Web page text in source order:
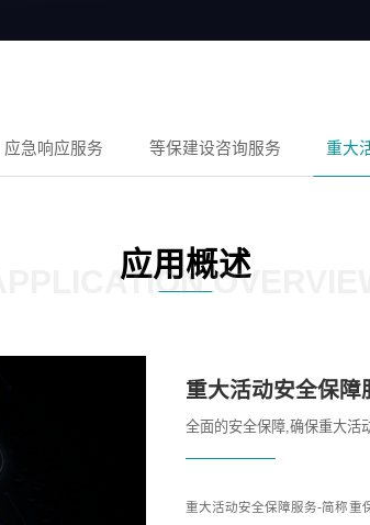
应急响应服务 等保建设咨询服务 重大
应用概述
APPLICATION OVERVIEW
重大活动安全保障
全面的安全保障,确保重大活
重大活动安全保障服务-简称重